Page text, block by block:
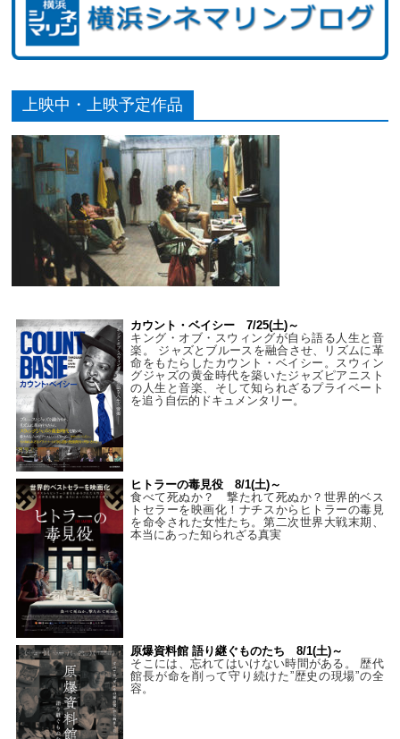
上映中・上映予定作品
カウント・ベイシー 7/25(土)～
キング・オブ・スウィングが自ら語る人生と音
楽。 ジャズとブルースを融合させ、リズムに革
命をもたらしたカウント・ベイシー。スウィン
グジャズの黄金時代を築いたジャズピアニスト
の人生と音楽、そして知られざるプライベート
を追う自伝的ドキュメンタリー。
ヒトラーの毒見役 8/1(土)～
食べて死ぬか？ 撃たれて死ぬか？世界的ベス
トセラーを映画化！ナチスからヒトラーの毒見
を命令された女性たち。第二次世界大戦末期、
本当にあった知られざる真実
原爆資料館 語り継ぐものたち 8/1(土)～
そこには、忘れてはいけない時間がある。 歴代
館長が命を削って守り続けた”歴史の現場”の全
容。